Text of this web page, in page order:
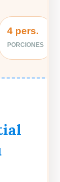
4 pers.
PORCIONES